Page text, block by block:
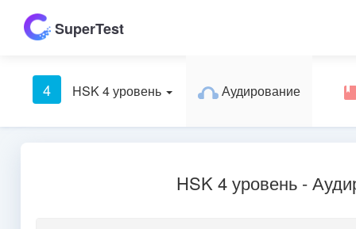
SuperTest
4 HSK 4 уровень Аудирование
HSK 4 уровень -